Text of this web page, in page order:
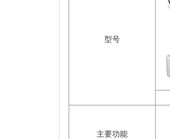
型号
主要功能